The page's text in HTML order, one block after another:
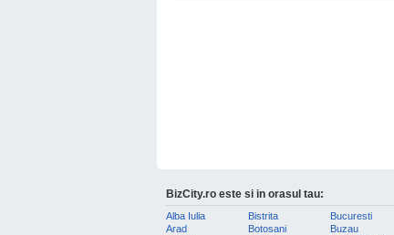
BizCity.ro este si in orasul tau:
Alba Iulia
Arad
Bistrita
Botosani
Bucuresti
Buzau